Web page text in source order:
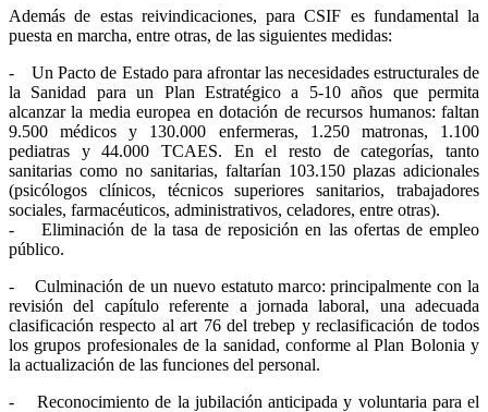
Además de estas reivindicaciones, para CSIF es fundamental la
puesta en marcha, entre otras, de las siguientes medidas:
- Un Pacto de Estado para afrontar las necesidades estructurales de
la Sanidad para un Plan Estratégico a 5-10 años que permita
alcanzar la media europea en dotación de recursos humanos: faltan
9.500 médicos y 130.000 enfermeras, 1.250 matronas, 1.100
pediatras y 44.000 TCAES. En el resto de categorías, tanto
sanitarias como no sanitarias, faltarían 103.150 plazas adicionales
(psicólogos clínicos, técnicos superiores sanitarios, trabajadores
sociales, farmacéuticos, administrativos, celadores, entre otras).
- Eliminación de la tasa de reposición en las ofertas de empleo
público.
- Culminación de un nuevo estatuto marco: principalmente con la
revisión del capítulo referente a jornada laboral, una adecuada
clasificación respecto al art 76 del trebep y reclasificación de todos
los grupos profesionales de la sanidad, conforme al Plan Bolonia y
la actualización de las funciones del personal.
- Reconocimiento de la jubilación anticipada y voluntaria para el